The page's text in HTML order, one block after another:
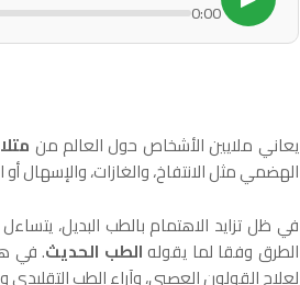
0:00
يعاني ملايين الأشخاص حول العالم من
الهضمي مثل الانتفاخ، والغازات، والإسهال
في ظل تزايد الاهتمام بالطب البديل،
الطرق وفقا لما يقوله الطب الحديث. في
لعلاج القولون العصبي، وآراء الطب